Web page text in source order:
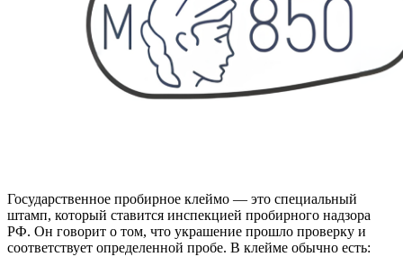
Государственное пробирное клеймо — это специальный
штамп, который ставится инспекцией пробирного надзора
РФ. Он говорит о том, что украшение прошло проверку и
соответствует определенной пробе. В клейме обычно есть: